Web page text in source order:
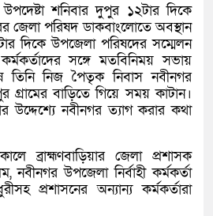
শনিবার দুপুর ১২টার দিকে
জেলা পরিষদ ডাকবাংলোতে অবস্থান
দিকে উপজেলা পরিষদের সম্মেলন
সঙ্গে মতবিনিময় সভায়
নিজ পৈতৃক নিবাস নবীনগর
গ্রামের বাড়িতে গিয়ে সময় কাটান।
উদ্দেশ্যে নবীনগর ত্যাগ করার কথা
ব্রাহ্মণবাড়িয়ার জেলা প্রশাসক
উপজেলা নির্বাহী কর্মকর্তা
প্রশাসনের অন্যান্য কর্মকর্তারা